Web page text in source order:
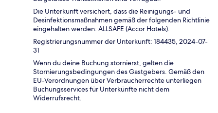
Die Unterkunft versichert, dass die Reinigungs- und
Desinfektionsmaßnahmen gemäß der folgenden Richtlinie
eingehalten werden: ALLSAFE (Accor Hotels).
Registrierungsnummer der Unterkunft: 184435, 2024-07-
31
Wenn du deine Buchung stornierst, gelten die
Stornierungsbedingungen des Gastgebers. Gemäß den
EU-Verordnungen über Verbraucherrechte unterliegen
Buchungsservices für Unterkünfte nicht dem
Widerrufsrecht.